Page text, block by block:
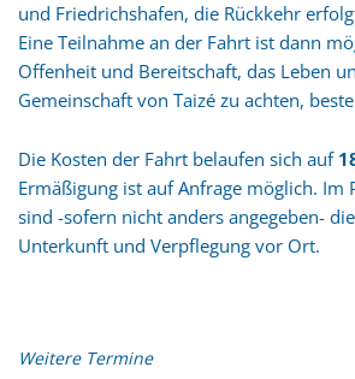
und Friedrichshafen, die Rückkehr
Eine Teilnahme an der Fahrt ist dann
Offenheit und Bereitschaft, das Leben
Gemeinschaft von Taizé zu achten,
Die Kosten der Fahrt belaufen sich auf
Ermäßigung ist auf Anfrage möglich. Im
sind -sofern nicht anders angegeben-
Unterkunft und Verpflegung vor Ort.
Weitere Termine